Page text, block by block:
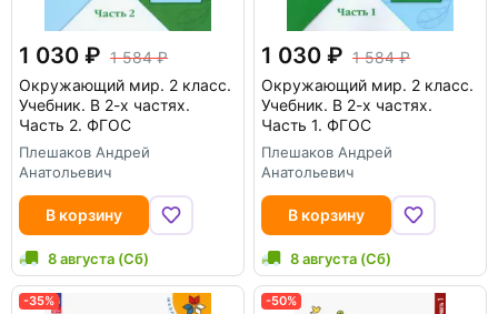
1 030
1 584
Окружающий мир. 2 класс.
Учебник. В 2-х частях.
Часть 2. ФГОС
Плешаков Андрей
Анатольевич
В корзину
8 августа (Сб)
1 030
1 584
Окружающий мир. 2 класс.
Учебник. В 2-х частях.
Часть 1. ФГОС
Плешаков Андрей
Анатольевич
В корзину
8 августа (Сб)
-35% -50%